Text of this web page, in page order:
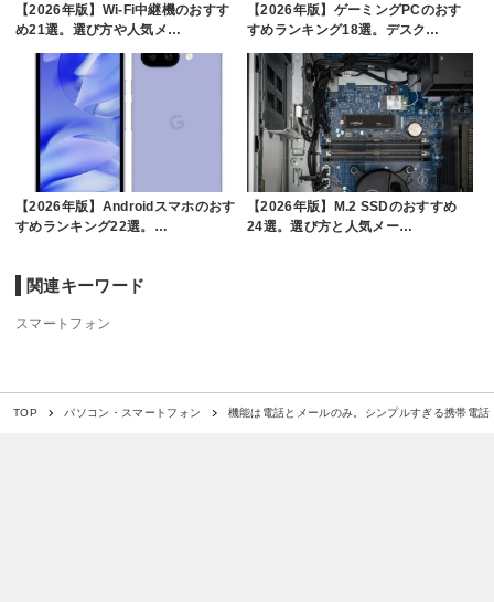
【2026年版】Wi-Fi中継機のおすす
め21選。選び方や人気メ…
【2026年版】ゲーミングPCのおす
すめランキング18選。デスク…
【2026年版】Androidスマホのおす
すめランキング22選。…
【2026年版】M.2 SSDのおすすめ
24選。選び方と人気メー…
関連キーワード
スマートフォン
TOP パソコン・スマートフォン 機能は電話とメールのみ。シンプルすぎる携帯電